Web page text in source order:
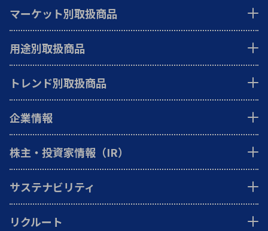
マーケット別取扱商品
用途別取扱商品
トレンド別取扱商品
企業情報
株主・投資家情報（IR）
サステナビリティ
リクルート